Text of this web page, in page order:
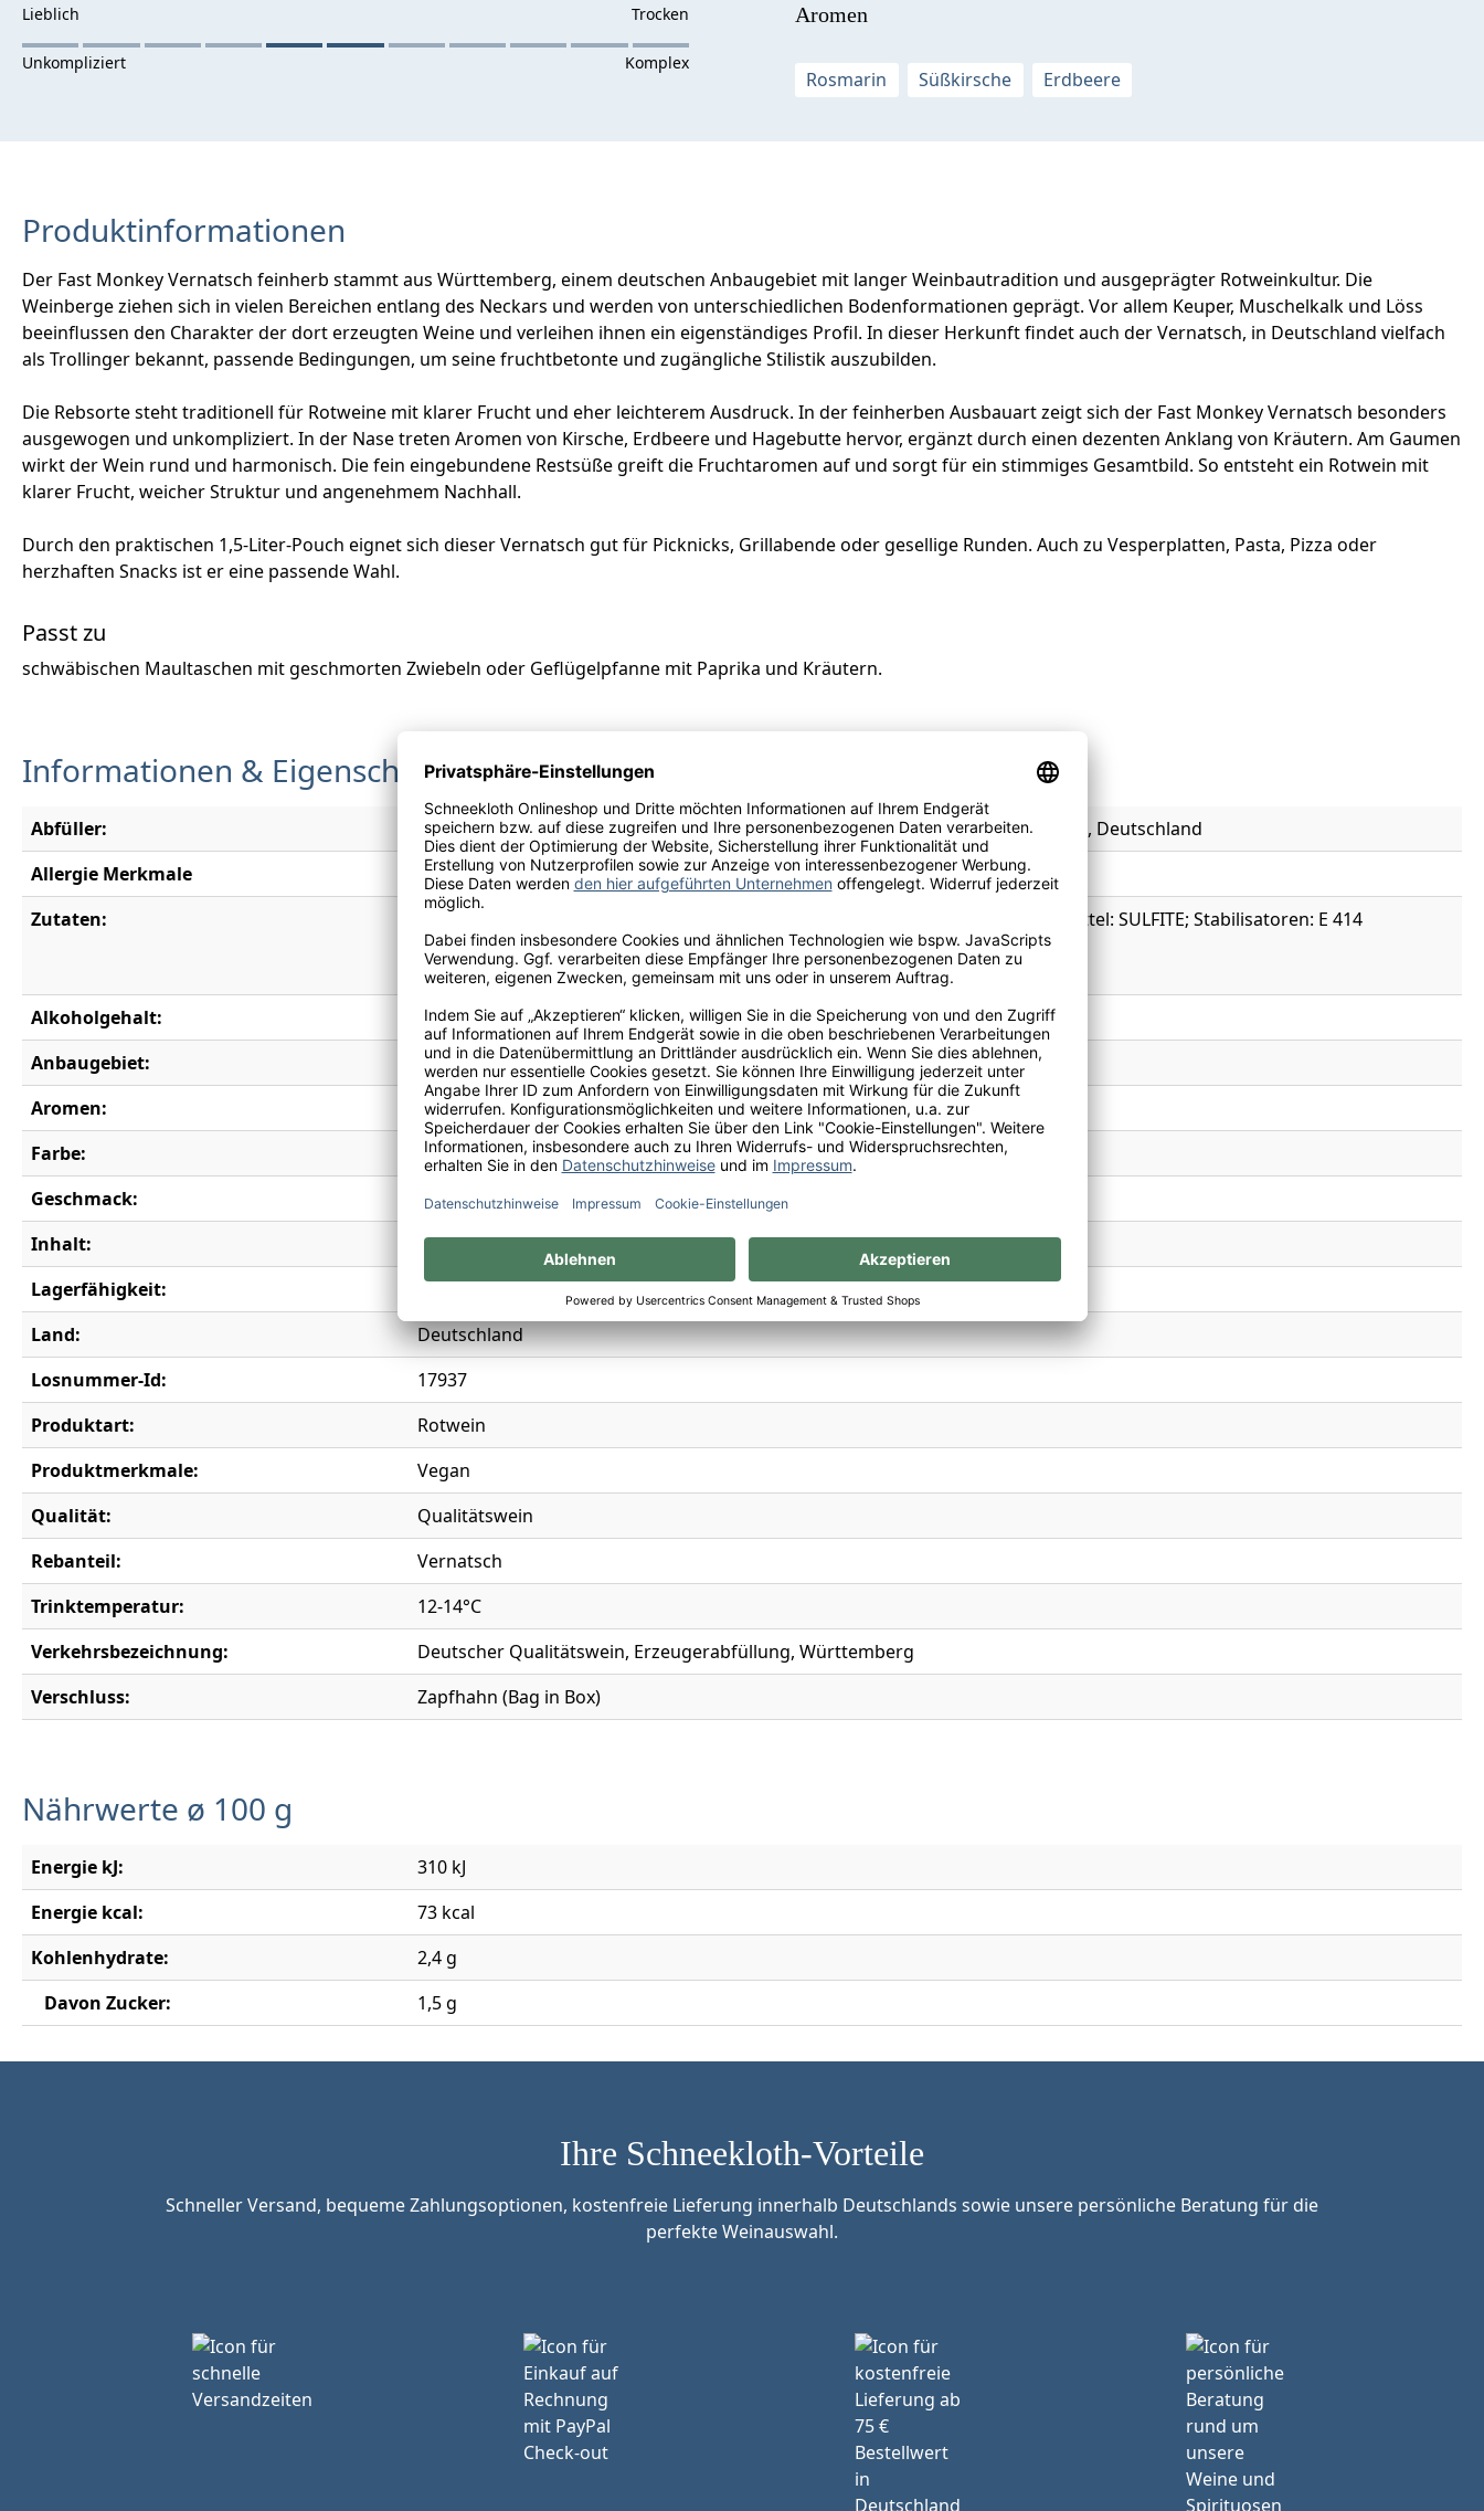
Aromen
Rosmarin Süßkirsche Erdbeere
Produktinformationen
Der Fast Monkey Vernatsch feinherb stammt aus Württemberg, einem deutschen Anbaugebiet mit langer Weinbautradition und ausgeprägter Rotweinkultur. Die
Weinberge ziehen sich in vielen Bereichen entlang des Neckars und werden von unterschiedlichen Bodenformationen geprägt. Vor allem Keuper, Muschelkalk und Löss
beeinflussen den Charakter der dort erzeugten Weine und verleihen ihnen ein eigenständiges Profil. In dieser Herkunft findet auch der Vernatsch, in Deutschland vielfach
als Trollinger bekannt, passende Bedingungen, um seine fruchtbetonte und zugängliche Stilistik auszubilden.
Die Rebsorte steht traditionell für Rotweine mit klarer Frucht und eher leichterem Ausdruck. In der feinherben Ausbauart zeigt sich der Fast Monkey Vernatsch besonders
ausgewogen und unkompliziert. In der Nase treten Aromen von Kirsche, Erdbeere und Hagebutte hervor, ergänzt durch einen dezenten Anklang von Kräutern. Am Gaumen
wirkt der Wein rund und harmonisch. Die fein eingebundene Restsüße greift die Fruchtaromen auf und sorgt für ein stimmiges Gesamtbild. So entsteht ein Rotwein mit
klarer Frucht, weicher Struktur und angenehmem Nachhall.
Durch den praktischen 1,5-Liter-Pouch eignet sich dieser Vernatsch gut für Picknicks, Grillabende oder gesellige Runden. Auch zu Vesperplatten, Pasta, Pizza oder
herzhaften Snacks ist er eine passende Wahl.
Passt zu
schwäbischen Maultaschen mit geschmorten Zwiebeln oder Geflügelpfanne mit Paprika und Kräutern.
Informationen & Eigenschaften
Abfüller:
Genossenschaftskellerei Heilbronn eG, Binswanger Straße 150, 74076 Heilbronn, Deutschland
Allergie Merkmale
Enthält Sulfite
Zutaten:
Trauben, Saccharose; Säureregulatoren: E 334 L(+)-Weinsäure; Antioxidationsmittel: SULFITE; Stabilisatoren: E 414
Gummiarabikum, Hefe-Mannoproteine, E 456 Kaliumpolyaspartat.
Unter Schutzatmosphäre abgefüllt.
Alkoholgehalt:
12,0 % vol.
Anbaugebiet:
Württemberg
Aromen:
Erdbeere, Rosmarin, Süßkirsche
Farbe:
rot
Geschmack:
feinherb
Inhalt:
1,50 l
Lagerfähigkeit:
5 Jahre
Land:
Deutschland
Losnummer-Id:
17937
Produktart:
Rotwein
Produktmerkmale:
Vegan
Qualität:
Qualitätswein
Rebanteil:
Vernatsch
Trinktemperatur:
12-14°C
Verkehrsbezeichnung:
Deutscher Qualitätswein, Erzeugerabfüllung, Württemberg
Verschluss:
Zapfhahn (Bag in Box)
Nährwerte ø 100 g
Energie kJ:
310 kJ
Energie kcal:
73 kcal
Kohlenhydrate:
2,4 g
Davon Zucker:
1,5 g
Ihre Schneekloth-Vorteile
Schneller Versand, bequeme Zahlungsoptionen, kostenfreie Lieferung innerhalb Deutschlands sowie unsere persönliche Beratung für die
perfekte Weinauswahl.